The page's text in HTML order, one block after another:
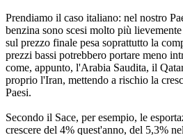
Prendiamo il caso italiano: nel nostro
benzina sono scesi molto più
sul prezzo finale pesa soprattutto la
prezzi bassi potrebbero portare meno
come, appunto, l'Arabia Saudita, il
proprio l'Iran, mettendo a rischio la
Paesi.
Secondo il Sace, per esempio, le
crescere del 4% quest'anno, del 5,3%